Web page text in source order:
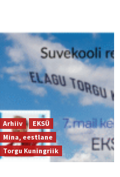
Arhiiv
EKSÜ
Mina, eestlane
Torgu Kuningriik